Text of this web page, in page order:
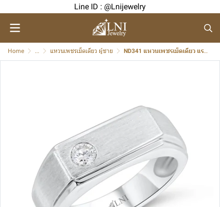
Line ID : @Lnijewelry
Home ... แหวนเพชรเม็ดเดียว ผู้ชาย ND341 แหวนเพชรเม็ดเดียว แรขนแมว